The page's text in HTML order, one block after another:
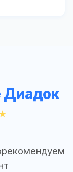
Диадок